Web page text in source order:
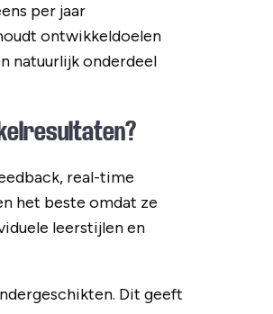
per jaar
ontwikkeldoelen
natuurlijk onderdeel
real-time
het beste omdat ze
leerstijlen en
Dit geeft